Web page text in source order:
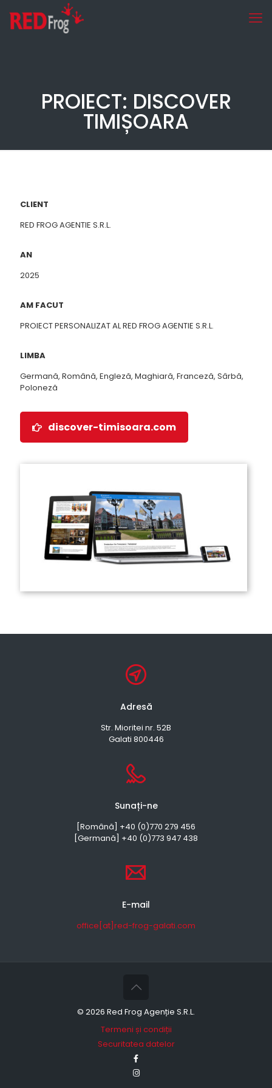
PROIECT: DISCOVER
TIMIȘOARA
CLIENT
RED FROG AGENTIE S.R.L.
AN
2025
AM FACUT
PROIECT PERSONALIZAT AL RED FROG AGENTIE S.R.L.
LIMBA
Germană, Română, Engleză, Maghiară, Franceză, Sârbă,
Poloneză
discover-timisoara.com
Adresă
Str. Mioritei nr. 52B
Galati 800446
Sunați-ne
[Română] +40 (0)770 279 456
[Germană] +40 (0)773 947 438
E-mail
office[at]red-frog-galati.com
© 2026 Red Frog Agenție S.R.L.
Termeni și condiții
Securitatea datelor